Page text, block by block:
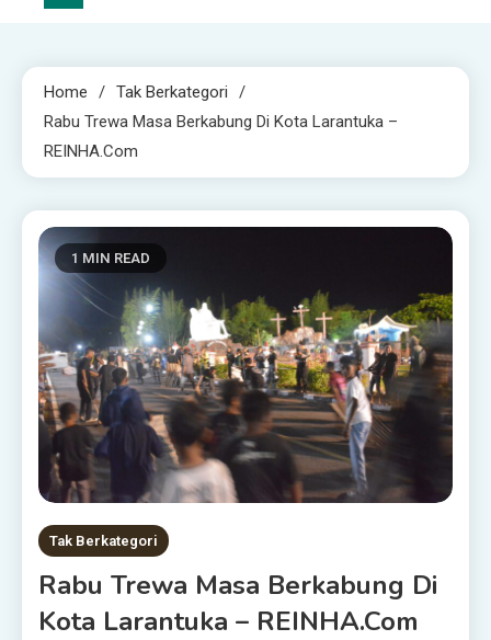
Home
Tak Berkategori
Rabu Trewa Masa Berkabung Di Kota Larantuka –
REINHA.com
1 MIN READ
Tak Berkategori
Rabu Trewa Masa Berkabung Di
Kota Larantuka – REINHA.com